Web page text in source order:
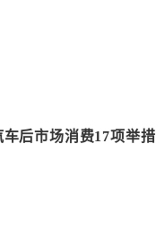
后市场消费17项举措